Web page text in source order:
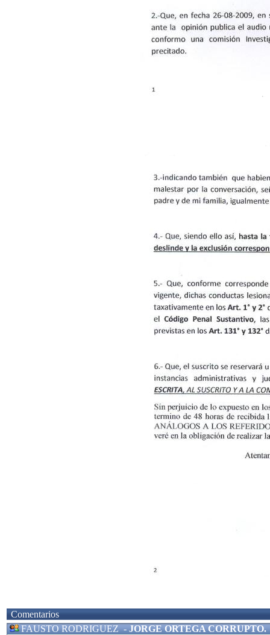
Comentarios
FAUSTO RODRIGUEZ-JORGE ORTEGA CORRUPTO.